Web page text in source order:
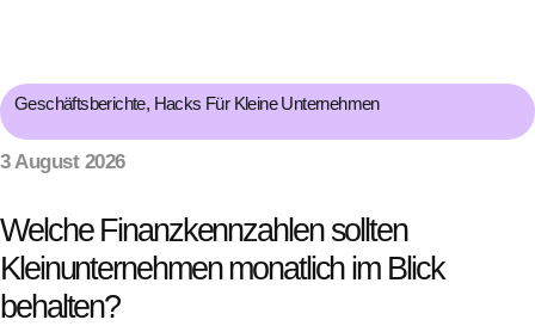
Geschäftsberichte, Hacks Für Kleine Unternehmen
3 August 2026
Welche Finanzkennzahlen sollten
Kleinunternehmen monatlich im Blick
behalten?